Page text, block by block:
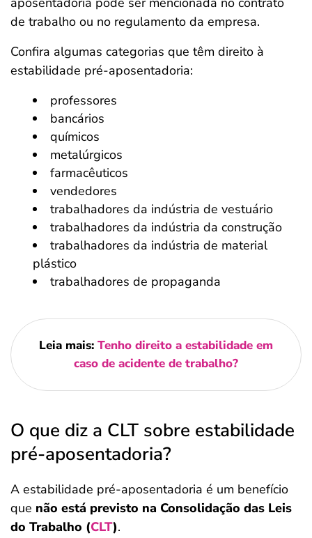
de trabalho ou no regulamento da empresa.
Confira algumas categorias que têm direito à
estabilidade pré-aposentadoria:
professores
bancários
químicos
metalúrgicos
farmacêuticos
vendedores
trabalhadores da indústria de vestuário
trabalhadores da indústria da construção
trabalhadores da indústria de material
plástico
trabalhadores de propaganda
Leia mais: Tenho direito a estabilidade em
caso de acidente de trabalho?
O que diz a CLT sobre estabilidade
pré-aposentadoria?
A estabilidade pré-aposentadoria é um benefício
que não está previsto na Consolidação das Leis
do Trabalho (CLT).